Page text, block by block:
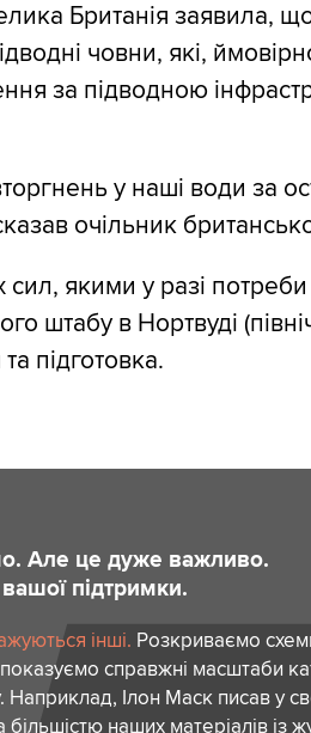
Британія заявила,
човни, які,
за підводною
у наші води за
очільник
якими у разі потреби
штабу в Нортвуді
підготовка.
Але це дуже важливо.
підтримки.
інші. Розкриваємо
справжні масштаби
Наприклад, Ілон Маск писав у
наших матеріалів із